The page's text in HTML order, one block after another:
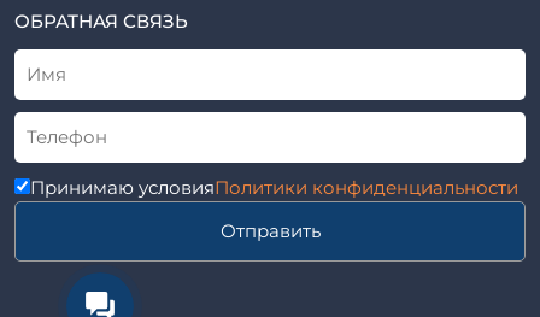
Трубы асбоцементные
Приставки железобетонные (пасынки) Серия 3.407-57 и
ГОСТ 14295-75
Лестничные марши
Автопавильоны
Анкера железобетонные
Балки железобетонные
Блоки железобетонные
Диафрагмы жесткости железобетонные
ТУ
Альбом
ОБРАТНАЯ СВЯЗЬ
Принимаю условияПолитики конфиденциальности
Отправить